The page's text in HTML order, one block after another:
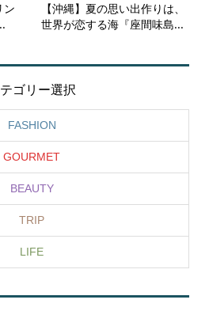
ン
【沖縄】夏の思い出作りは、
世界が恋する海『座間味島...
ゴリー選択
FASHION
GOURMET
BEAUTY
TRIP
LIFE